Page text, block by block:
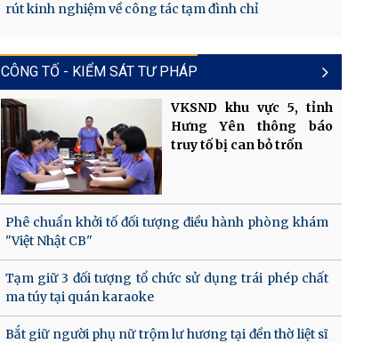
rút kinh nghiệm về công tác tạm đình chỉ
CÔNG TỐ - KIỂM SÁT TƯ PHÁP
VKSND khu vực 5, tỉnh
Hưng Yên thông báo
truy tố bị can bỏ trốn
Phê chuẩn khởi tố đối tượng điều hành phòng khám
"Việt Nhật CB"
Tạm giữ 3 đối tượng tổ chức sử dụng trái phép chất
ma túy tại quán karaoke
Bắt giữ người phụ nữ trộm lư hương tại đền thờ liệt sĩ